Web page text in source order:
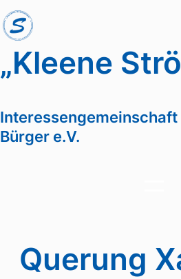
Zum
Inhalt
springen
„Kleene
Bürger e.V.
Querung